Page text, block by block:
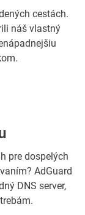
cestách.
náš vlastný
pre dospelých
AdGuard
DNS server,